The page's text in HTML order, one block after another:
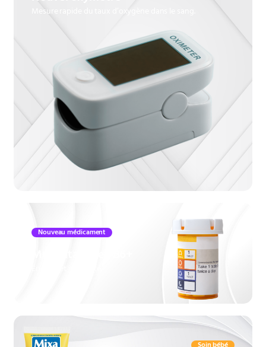
Mesure rapide du taux d’oxygène dans le sang.
Nouveau médicament
Soin bébé